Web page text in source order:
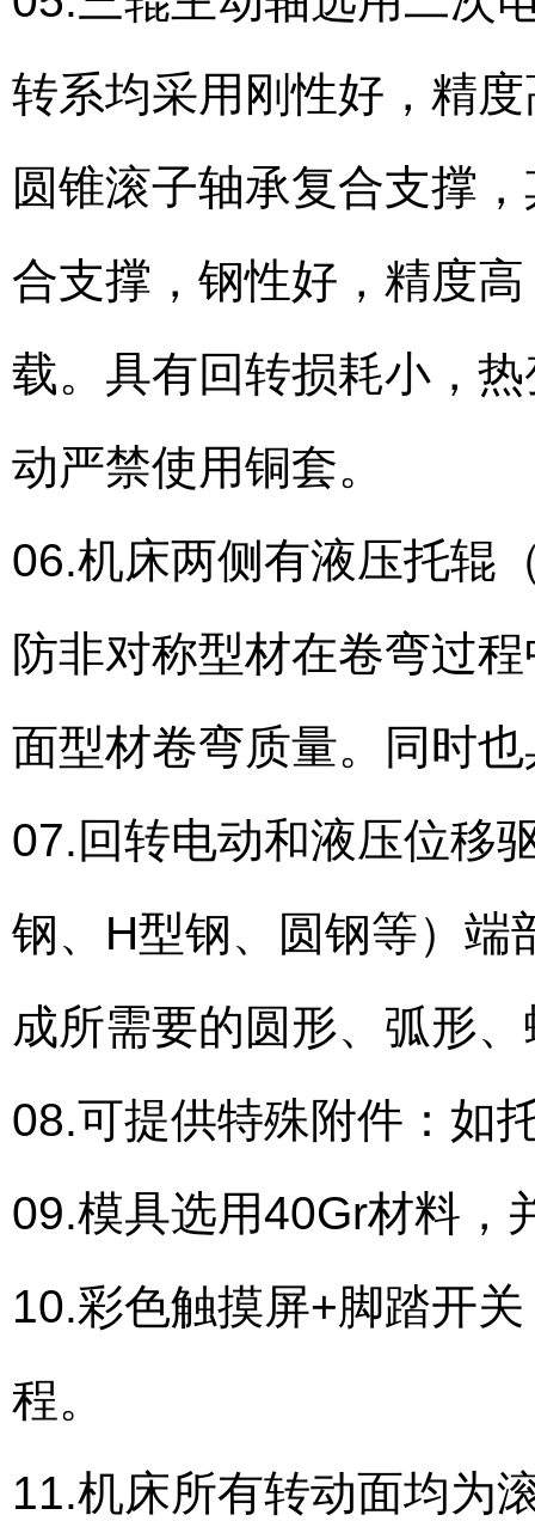
转系均采用刚性好，精
圆锥滚子轴承复合支撑
合支撑，钢性好，精度
载。具有回转损耗小，
动严禁使用铜套。
06.机床两侧有液压托辊
防非对称型材在卷弯过
面型材卷弯质量。同时
07.回转电动和液压位移
钢、H型钢、圆钢等）端
成所需要的圆形、弧形
08.可提供特殊附件：如
09.模具选用40Gr材料，
10.彩色触摸屏+脚踏开
程。
11.机床所有转动面均为